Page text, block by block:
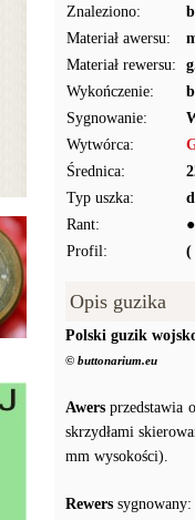
Znaleziono:
Materiał awersu:
Materiał rewersu:
Wykończenie:
Sygnowanie:
Wytwórca:
Średnica:
Typ uszka:
Rant:
Profil:
(
Opis guzika
Polski guzik
© buttonarium.eu
Awers przedstawia
skrzydłami
mm wysokości).
Rewers